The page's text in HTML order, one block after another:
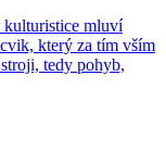
kulturistice mluví
který za tím vším
tedy pohyb,